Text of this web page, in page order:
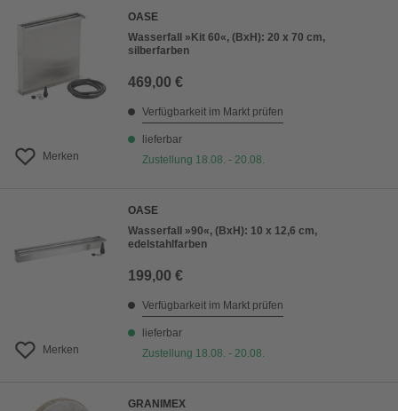
Merken
OASE
Wasserfall »Kit 60«, (BxH): 20 x 70 cm,
silberfarben
469,00 €
Verfügbarkeit im Markt prüfen
lieferbar
Zustellung 18.08. - 20.08.
Merken
OASE
Wasserfall »90«, (BxH): 10 x 12,6 cm,
edelstahlfarben
199,00 €
Verfügbarkeit im Markt prüfen
lieferbar
Zustellung 18.08. - 20.08.
GRANIMEX